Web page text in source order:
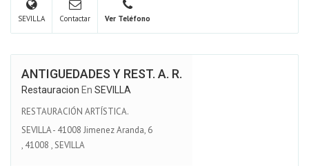
SEVILLA Contactar Ver Teléfono
ANTIGUEDADES Y REST. A. R.
Restauracion En SEVILLA
RESTAURACIÓN ARTÍSTICA.
SEVILLA - 41008 Jimenez Aranda, 6
, 41008 ,SEVILLA